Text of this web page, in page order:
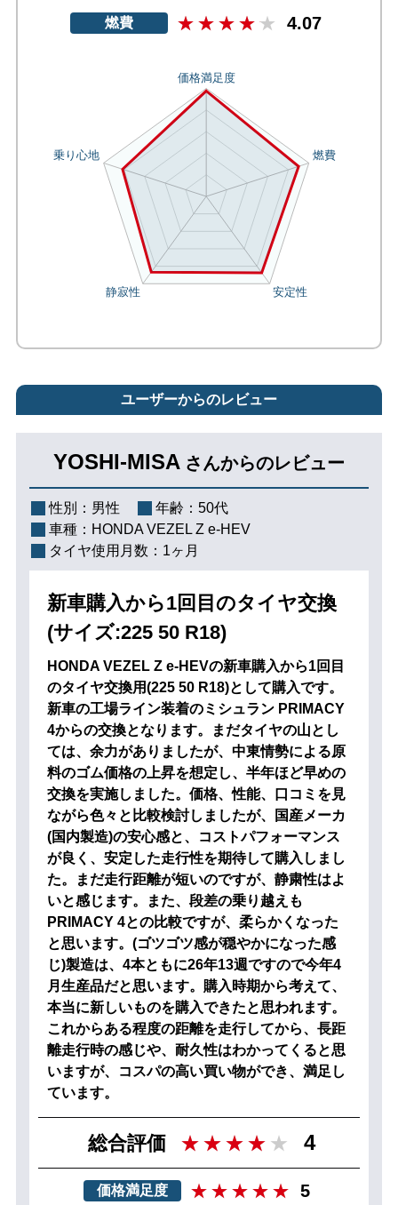
燃費 4.07
ユーザーからのレビュー
YOSHI-MISA さんからのレビュー
性別： 男性 年齢： 50代
車種： HONDA VEZEL Z e-HEV
タイヤ使用月数： 1ヶ月
新車購入から1回目のタイヤ交換
(サイズ:225 50 R18)
HONDA VEZEL Z e-HEVの新車購入から1回目
のタイヤ交換用(225 50 R18)として購入です。
新車の工場ライン装着のミシュラン PRIMACY
4からの交換となります。まだタイヤの山とし
ては、余力がありましたが、中東情勢による原
料のゴム価格の上昇を想定し、半年ほど早めの
交換を実施しました。価格、性能、口コミを見
ながら色々と比較検討しましたが、国産メーカ
(国内製造)の安心感と、コストパフォーマンス
が良く、安定した走行性を期待して購入しまし
た。まだ走行距離が短いのですが、静粛性はよ
いと感じます。また、段差の乗り越えも
PRIMACY 4との比較ですが、柔らかくなった
と思います。(ゴツゴツ感が穏やかになった感
じ)製造は、4本ともに26年13週ですので今年4
月生産品だと思います。購入時期から考えて、
本当に新しいものを購入できたと思われます。
これからある程度の距離を走行してから、長距
離走行時の感じや、耐久性はわかってくると思
いますが、コスパの高い買い物ができ、満足し
ています。
総合評価 4
価格満足度 5